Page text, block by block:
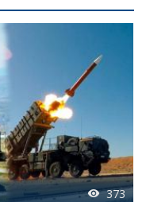
373